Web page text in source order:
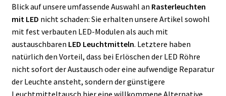
Blick auf unsere umfassende Auswahl an Rasterleuchten
mit LED nicht schaden: Sie erhalten unsere Artikel sowohl
mit fest verbauten LED-Modulen als auch mit
austauschbaren LED Leuchtmitteln. Letztere haben
natürlich den Vorteil, dass bei Erlöschen der LED Röhre
nicht sofort der Austausch oder eine aufwendige Reparatur
der Leuchte ansteht, sondern der günstigere
Leuchtmitteltausch hier eine willkommene Alternative